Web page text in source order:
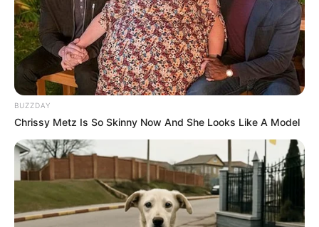
BUZZDAY
Chrissy Metz Is So Skinny Now And She Looks Like A Model